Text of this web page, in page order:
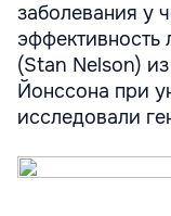
заболевания у
эффективность
(Stan Nelson)
Йонссона при
исследовали